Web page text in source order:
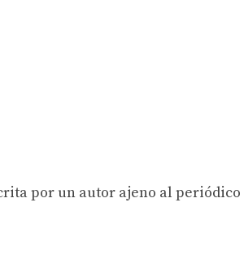
por un autor ajeno al periódico